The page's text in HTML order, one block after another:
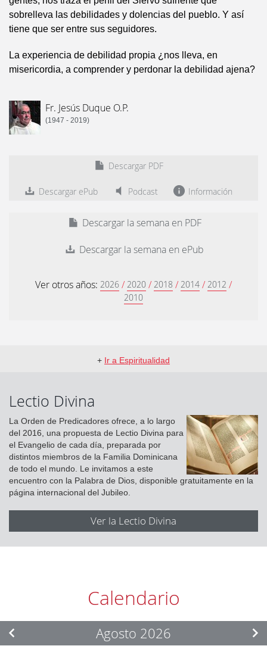
sobrelleva las debilidades y dolencias del pueblo. Y así
tiene que ser entre sus seguidores.
La experiencia de debilidad propia ¿nos lleva, en
misericordia, a comprender y perdonar la debilidad ajena?
Fr. Jesús Duque O.P.
(1947 - 2019)
Descargar PDF
Descargar ePub Podcast Información
Descargar la semana en PDF
Descargar la semana en ePub
Ver otros años: 2026 / 2020 / 2018 / 2014 / 2012 /
2010
+ Ir a Espiritualidad
Lectio Divina
La Orden de Predicadores ofrece, a lo largo
del 2016, una propuesta de Lectio Divina para
el Evangelio de cada día, preparada por
distintos miembros de la Familia Dominicana
de todo el mundo. Le invitamos a este
encuentro con la Palabra de Dios, disponible gratuitamente en la
página internacional del Jubileo.
Ver la Lectio Divina
Calendario
Agosto 2026